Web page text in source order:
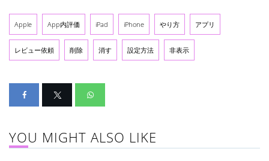
Apple App内評価 iPad iPhone やり方 アプリ
レビュー依頼 削除 消す 設定方法 非表示
YOU MIGHT ALSO LIKE